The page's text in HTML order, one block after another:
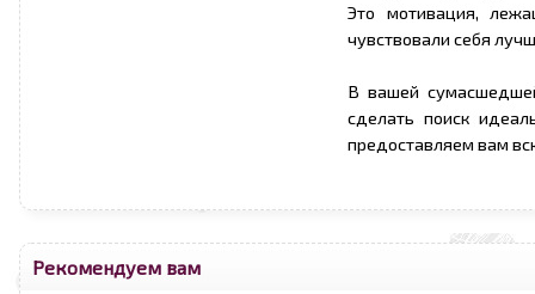
Это мотивация,
чувствовали себя
В вашей
сделать поиск
предоставляем вам
Рекомендуем вам